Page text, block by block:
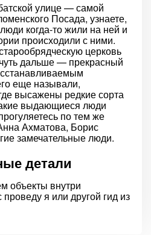
улице — самой
Посада, узнаете,
когда-то жили на ней и
происходили с ними.
церковь
дальше — прекрасный
еще называли,
высажены редкие сорта
выдающиеся люди
по тем же
Ахматова, Борис
замечательные люди.
детали
объекты внутри
я или другой гид из